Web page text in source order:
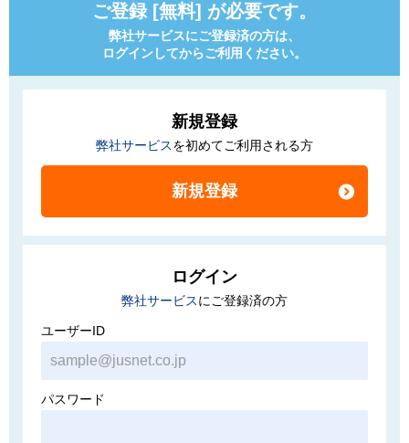
ご登録 [無料] が必要です。
弊社サービスにご登録済の方は、
ログインしてからご利用ください。
新規登録
弊社サービスを初めてご利用される方
ログイン
弊社サービスにご登録済の方
ユーザーID
パスワード